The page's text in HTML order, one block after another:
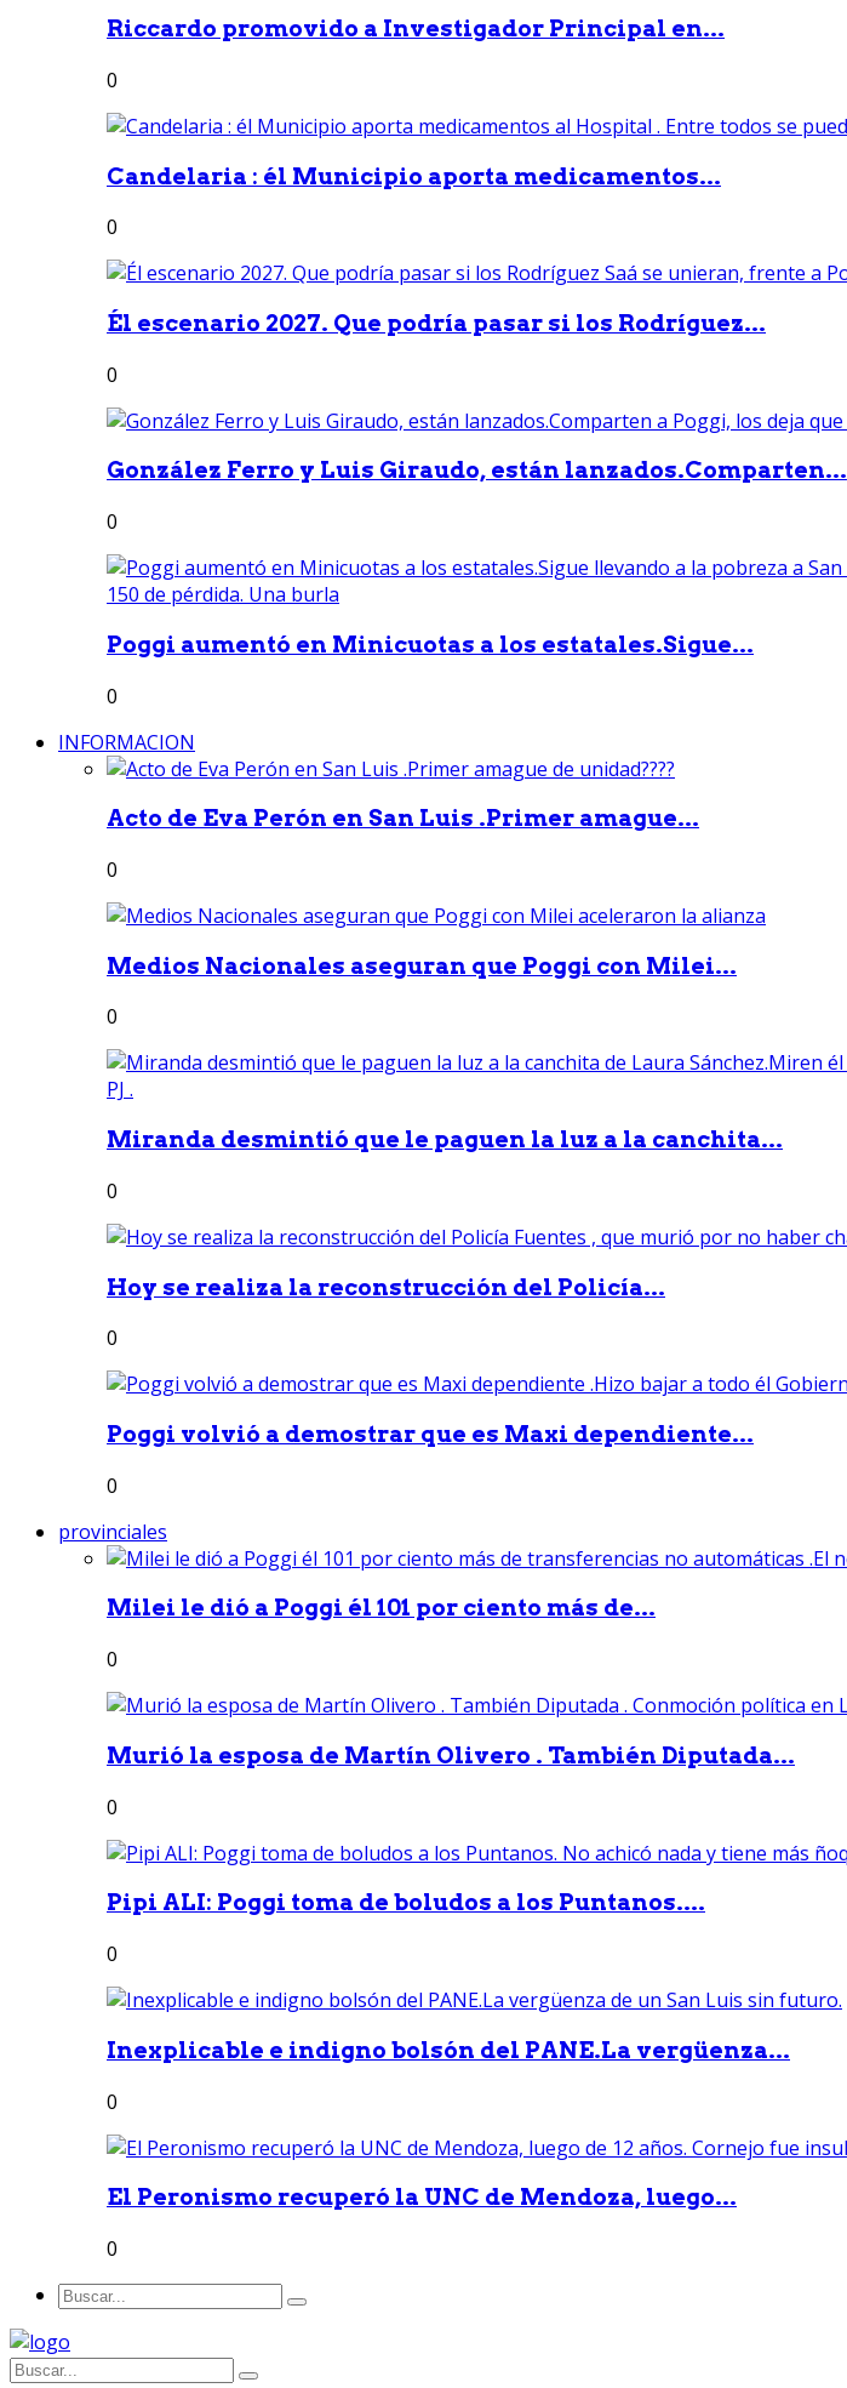
Riccardo promovido a Investigador Principal en...
0
Candelaria : él Municipio aporta medicamentos...
0
Él escenario 2027. Que podría pasar si los Rodríguez...
0
González Ferro y Luis Giraudo, están lanzados.Comparten...
0
Poggi aumentó en Minicuotas a los estatales.Sigue...
0
INFORMACION
Acto de Eva Perón en San Luis .Primer amague...
0
Medios Nacionales aseguran que Poggi con Milei...
0
Miranda desmintió que le paguen la luz a la canchita...
0
Hoy se realiza la reconstrucción del Policía...
0
Poggi volvió a demostrar que es Maxi dependiente...
0
provinciales
Milei le dió a Poggi él 101 por ciento más de...
0
Murió la esposa de Martín Olivero . También Diputada...
0
Pipi ALI: Poggi toma de boludos a los Puntanos....
0
Inexplicable e indigno bolsón del PANE.La vergüenza...
0
El Peronismo recuperó la UNC de Mendoza, luego...
0